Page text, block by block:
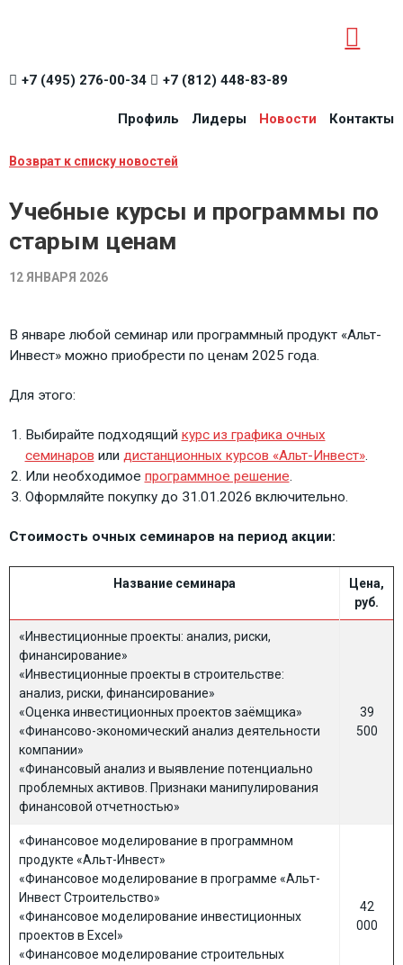
+7 (495) 276-00-34 +7 (812) 448-83-89
Профиль Лидеры Новости Контакты
Возврат к списку новостей
Учебные курсы и программы по
старым ценам
12 ЯНВАРЯ 2026
В январе любой семинар или программный продукт «Альт-
Инвест» можно приобрести по ценам 2025 года.
Для этого:
Выбирайте подходящий курс из графика очных
семинаров или дистанционных курсов «Альт-Инвест».
Или необходимое программное решение.
Оформляйте покупку до 31.01.2026 включительно.
Стоимость очных семинаров на период акции:
Название семинара
Цена,
руб.
«Инвестиционные проекты: анализ, риски,
финансирование»
«Инвестиционные проекты в строительстве:
анализ, риски, финансирование»
«Оценка инвестиционных проектов заёмщика»
«Финансово-экономический анализ деятельности
компании»
«Финансовый анализ и выявление потенциально
проблемных активов. Признаки манипулирования
финансовой отчетностью»
39
500
«Финансовое моделирование в программном
продукте «Альт-Инвест»
«Финансовое моделирование в программе «Альт-
Инвест Строительство»
«Финансовое моделирование инвестиционных
проектов в Excel»
«Финансовое моделирование строительных
42
000